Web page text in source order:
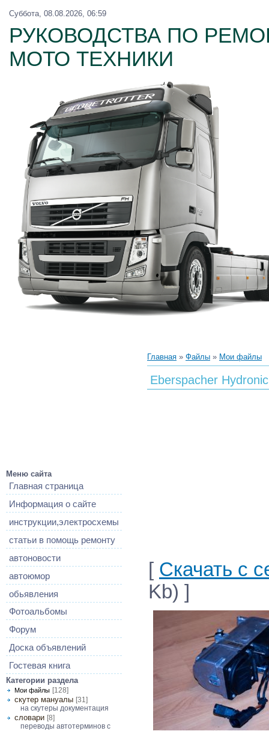
Суббота, 08.08.2026, 06:59
РУКОВОДСТВА ПО
МОТО ТЕХНИКИ
Меню сайта
Главная страница
Информация о сайте
инструкции,электросхемы
статьи в помощь ремонту
автоновости
автоюмор
обьявления
Фотоальбомы
Форум
Доска объявлений
Гостевая книга
Категории раздела
Мои файлы [128]
скутер мануалы [31]
на скутеры документация
словари [8]
переводы автотерминов с
Главная » Файлы » Мои файлы
Eberspacher
[ Скачать с
Kb) ]